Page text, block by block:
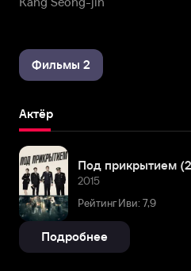
Фильмы 2
Актёр
Под прикрытием
2015
Рейтинг Иви: 7,9
Подробнее